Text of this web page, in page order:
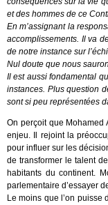
et des hommes de ce
En m’assignant la
accomplissements. Il va
de notre instance sur
Nul doute que nous
Il est aussi fondamental
instances. Plus question
sont si peu représentées
On perçoit que Mohamed
enjeu. Il rejoint la
pour influer sur les
de transformer le talent
habitants du continent.
parlementaire d’essayer
Le moins que l’on puisse